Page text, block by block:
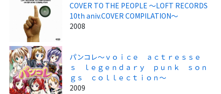
COVER TO THE PEOPLE ～LOFT RECORDS
10th aniv.COVER COMPILATION～
2008
パンコレ～ｖｏｉｃｅ ａｃｔｒｅｓｓｅ
ｓ ｌｅｇｅｎｄａｒｙ ｐｕｎｋ ｓｏｎ
ｇｓ ｃｏｌｌｅｃｔｉｏｎ～
2009